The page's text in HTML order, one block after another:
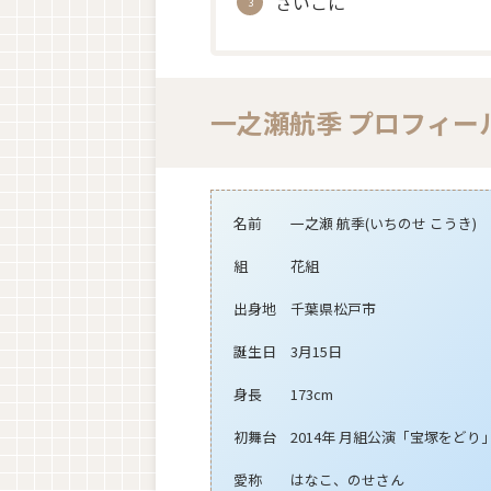
一之瀬航季 プロフィー
名前 一之瀬 航季(いちのせ こうき)
組 花組
出身地 千葉県松戸市
誕生日 3月15日
身長 173cm
初舞台 2014年 月組公演「宝塚をどり
愛称 はなこ、のせさん